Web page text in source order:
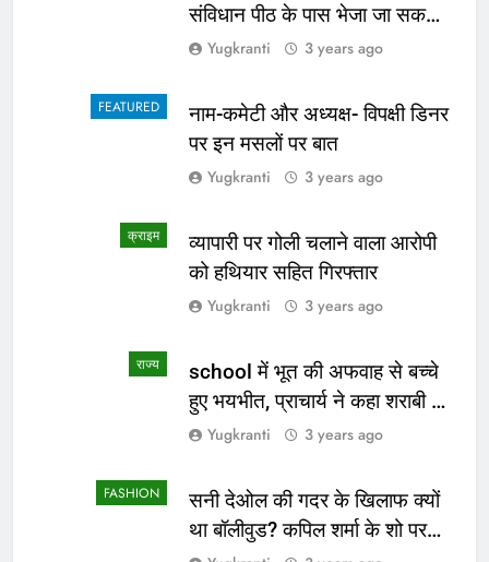
संविधान पीठ के पास भेजा जा सकता
है अध्यादेश का मामला
Yugkranti 3 years ago
FEATURED
नाम-कमेटी और अध्यक्ष- विपक्षी डिनर
पर इन मसलों पर बात
Yugkranti 3 years ago
क्राइम
व्यापारी पर गोली चलाने वाला आरोपी
को हथियार सहित गिरफ्तार
Yugkranti 3 years ago
राज्य
school में भूत की अफवाह से बच्चे
हुए भयभीत, प्राचार्य ने कहा शराबी ने
उड़ाई अफवाह
Yugkranti 3 years ago
FASHION
सनी देओल की गदर के खिलाफ क्यों
था बॉलीवुड? कपिल शर्मा के शो पर